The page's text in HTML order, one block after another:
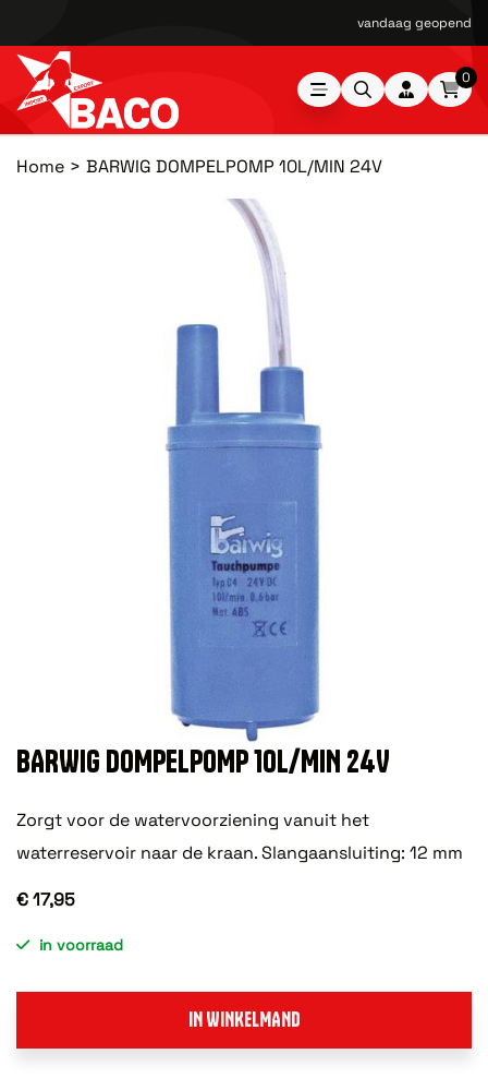
vandaag geopend
0
Home BARWIG DOMPELPOMP 10L/MIN 24V
BARWIG DOMPELPOMP 10L/MIN 24V
Zorgt voor de watervoorziening vanuit het
waterreservoir naar de kraan. Slangaansluiting: 12 mm
€ 17,95
in voorraad
IN WINKELMAND